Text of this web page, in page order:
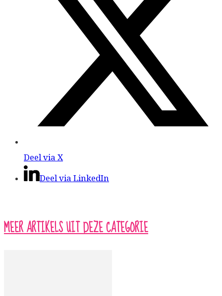
Deel via X
Deel via LinkedIn
MEER ARTIKELS UIT DEZE CATEGORIE